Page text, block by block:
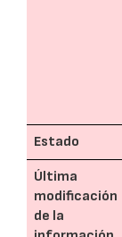
Estado
Última
modificación
de la